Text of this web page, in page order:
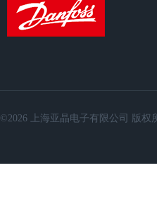
©2026 上海亚晶电子有限公司 版权